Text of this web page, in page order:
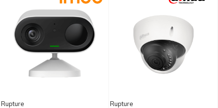
Rupture Rupture